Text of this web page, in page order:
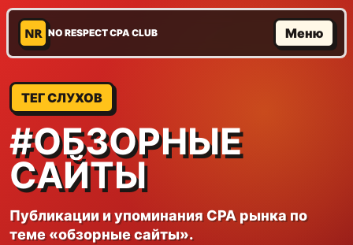
NR NO RESPECT CPA CLUB Меню
ТЕГ СЛУХОВ
#ОБЗОРНЫЕ
САЙТЫ
Публикации и упоминания CPA рынка по
теме «обзорные сайты».